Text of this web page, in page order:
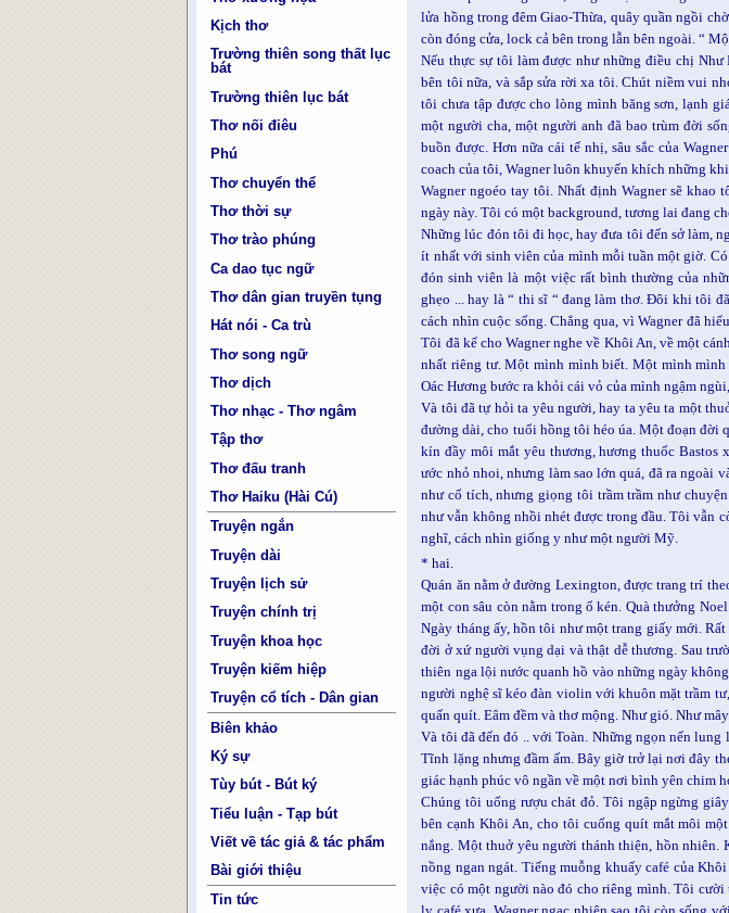
Kịch thơ
Trường thiên song thất lục
bát
Trường thiên lục bát
Thơ nối điêu
Phú
Thơ chuyển thể
Thơ thời sự
Thơ trào phúng
Ca dao tục ngữ
Thơ dân gian truyền tụng
Hát nói - Ca trù
Thơ song ngữ
Thơ dịch
Thơ nhạc - Thơ ngâm
Tập thơ
Thơ đấu tranh
Thơ Haiku (Hài Cú)
Truyện ngắn
Truyện dài
Truyện lịch sử
Truyện chính trị
Truyện khoa học
Truyện kiếm hiệp
Truyện cổ tích - Dân gian
Biên khảo
Ký sự
Tùy bút - Bút ký
Tiểu luận - Tạp bút
Viết về tác giả & tác phẩm
Bài giới thiệu
Tin tức
lửa hồng trong đêm Giao-Thừa, quây quần ngồi
còn đóng cửa, lock cả bên trong lẫn bên ngoài. “
Nếu thực sự tôi làm được như những điều chị
bên tôi nữa, và sắp sửa rời xa tôi. Chút niềm vui
tôi chưa tập được cho lòng mình băng sơn, lạnh
một người cha, một người anh đã bao trùm đời
buồn được. Hơn nữa cái tế nhị, sâu sắc của
coach của tôi, Wagner luôn khuyến khích những
Wagner ngoéo tay tôi. Nhất định Wagner sẽ
ngày này. Tôi có một background, tương lai đang
Những lúc đón tôi đi học, hay đưa tôi đến sở làm,
ít nhất với sinh viên của mình mỗi tuần một giờ.
đón sinh viên là một việc rất bình thường của
ghẹo ... hay là “ thi sĩ “ đang làm thơ. Đôi khi tôi
cách nhìn cuộc sống. Chẳng qua, vì Wagner đã
Tôi đã kể cho Wagner nghe về Khôi An, về một
nhất riêng tư. Một mình mình biết. Một mình
Oác Hương bước ra khỏi cái vỏ của mình ngậm
Và tôi đã tự hỏi ta yêu người, hay ta yêu ta một
đường dài, cho tuổi hồng tôi héo úa. Một đoạn đời
kín đầy môi mắt yêu thương, hương thuốc
ước nhỏ nhoi, nhưng làm sao lớn quá, đã ra ngoài
như cổ tích, nhưng giọng tôi trầm trầm như
như vẫn không nhồi nhét được trong đầu. Tôi vẫn
nghĩ, cách nhìn giống y như một người Mỹ.
* hai.
Quán ăn nằm ở đường Lexington, được trang trí
một con sâu còn nằm trong ổ kén. Quà thưởng
Ngày tháng ấy, hồn tôi như một trang giấy mới.
đời ở xứ người vụng dại và thật dễ thương. Sau
thiên nga lội nước quanh hồ vào những ngày
người nghệ sĩ kéo đàn violin với khuôn mặt trầm
quấn quít. Eâm đềm và thơ mộng. Như gió. Như
Và tôi đã đến đó .. với Toàn. Những ngọn nến
Tĩnh lặng nhưng đầm ấm. Bây giờ trở lại nơi đây
giác hạnh phúc vô ngần về một nơi bình yên chim
Chúng tôi uống rượu chát đỏ. Tôi ngập ngừng
bên cạnh Khôi An, cho tôi cuống quít mắt môi
nắng. Một thuở yêu người thánh thiện, hồn nhiên.
nồng ngan ngát. Tiếng muỗng khuấy café của
việc có một người nào đó cho riêng mình. Tôi